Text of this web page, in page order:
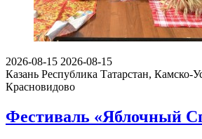
2026-08-15 2026-08-15
Казань Республика Татарстан, Камско-
Красновидово
Фестиваль «Яблочный